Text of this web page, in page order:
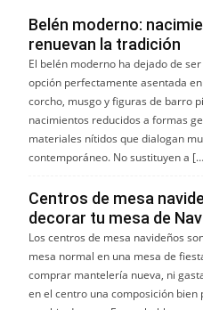
Belén moderno:
renuevan la tradición
El belén moderno ha dejado de
opción perfectamente asentada
corcho, musgo y figuras de barro
nacimientos reducidos a formas
materiales nítidos que dialogan
contemporáneo. No sustituyen a
Centros de mesa
decorar tu mesa de
Los centros de mesa navideños
mesa normal en una mesa de
comprar mantelería nueva, ni
en el centro una composición